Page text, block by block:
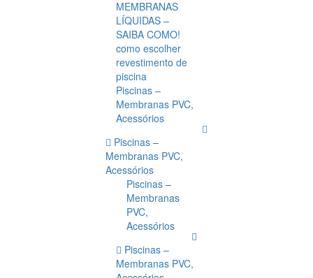
MEMBRANAS
LÍQUIDAS –
SAIBA COMO!
como escolher
revestimento de
piscina
Piscinas –
Membranas PVC,
Acessórios
Piscinas –
Membranas PVC,
Acessórios
Piscinas –
Membranas
PVC,
Acessórios
Piscinas –
Membranas PVC,